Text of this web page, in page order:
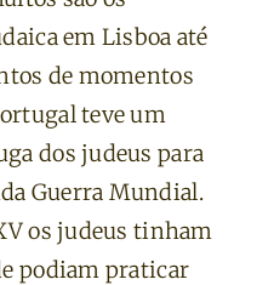
em Lisboa até
de momentos
teve um
dos judeus para
Guerra Mundial.
os judeus tinham
podiam praticar